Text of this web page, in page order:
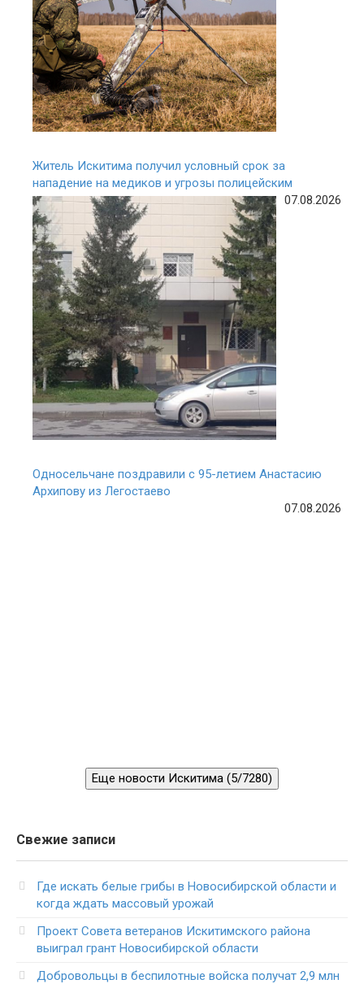
Житель Искитима получил условный срок за
нападение на медиков и угрозы полицейским
07.08.2026
Односельчане поздравили с 95-летием Анастасию
Архипову из Легостаево
07.08.2026
Еще новости Искитима (5/7280)
Свежие записи
Где искать белые грибы в Новосибирской области и
когда ждать массовый урожай
Проект Совета ветеранов Искитимского района
выиграл грант Новосибирской области
Добровольцы в беспилотные войска получат 2,9 млн